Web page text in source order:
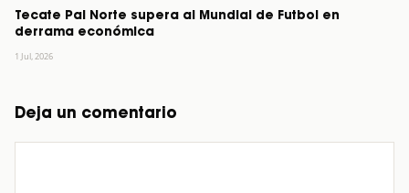
Tecate Pal Norte supera al Mundial de Futbol en
derrama económica
1 Jul, 2026
Deja un comentario